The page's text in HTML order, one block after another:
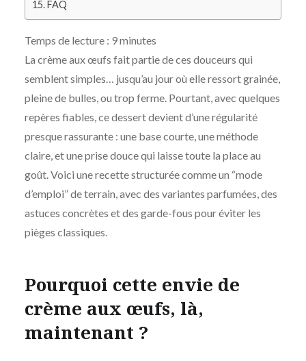
FAQ
Temps de lecture : 9minutes
La crème aux œufs fait partie de ces douceurs qui
semblent simples… jusqu’au jour où elle ressort grainée,
pleine de bulles, ou trop ferme. Pourtant, avec quelques
repères fiables, ce dessert devient d’une régularité
presque rassurante : une base courte, une méthode
claire, et une prise douce qui laisse toute la place au
goût. Voici une recette structurée comme un “mode
d’emploi” de terrain, avec des variantes parfumées, des
astuces concrètes et des garde-fous pour éviter les
pièges classiques.
Pourquoi cette envie de
crème aux œufs, là,
maintenant ?